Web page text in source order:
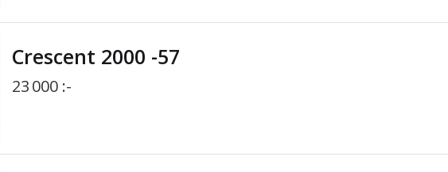
Crescent 2000 -57
23 000 :-